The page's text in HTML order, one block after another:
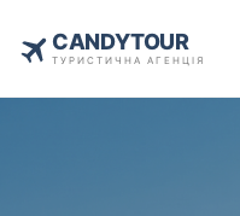
CANDYTOUR
ТУРИСТИЧНА АГЕНЦІЯ